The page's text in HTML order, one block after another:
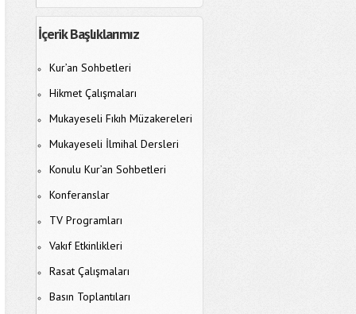
İçerik Başlıklarımız
Kur’an Sohbetleri
Hikmet Çalışmaları
Mukayeseli Fıkıh Müzakereleri
Mukayeseli İlmihal Dersleri
Konulu Kur’an Sohbetleri
Konferanslar
TV Programları
Vakıf Etkinlikleri
Rasat Çalışmaları
Basın Toplantıları